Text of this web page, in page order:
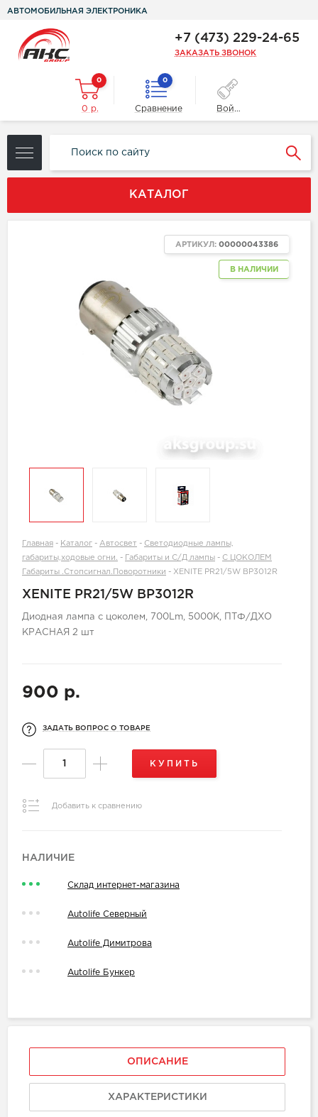
АВТОМОБИЛЬНАЯ ЭЛЕКТРОНИКА
+7 (473) 229-24-65
ЗАКАЗАТЬ ЗВОНОК
0
0 р.
0
Сравнение Войти
КАТАЛОГ
В НАЛИЧИИ
АРТИКУЛ: 00000043386
Главная - Каталог - Автосвет - Светодиодные лампы,
габариты,ходовые огни. - Габариты и С/Д лампы - С ЦОКОЛЕМ
Габариты .Стопсигнал.Поворотники - XENITE PR21/5W BP3012R
XENITE PR21/5W BP3012R
Диодная лампа с цоколем, 700Lm, 5000K, ПТФ/ДХО
КРАСНАЯ 2 шт
900 р.
ЗАДАТЬ ВОПРОС О ТОВАРЕ
КУПИТЬ
Добавить к сравнению
НАЛИЧИЕ
Склад интернет-магазина
Autolife Северный
Autolife Димитрова
Autolife Бункер
ОПИСАНИЕ
ХАРАКТЕРИСТИКИ